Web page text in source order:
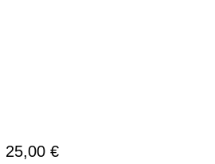
25,00 €